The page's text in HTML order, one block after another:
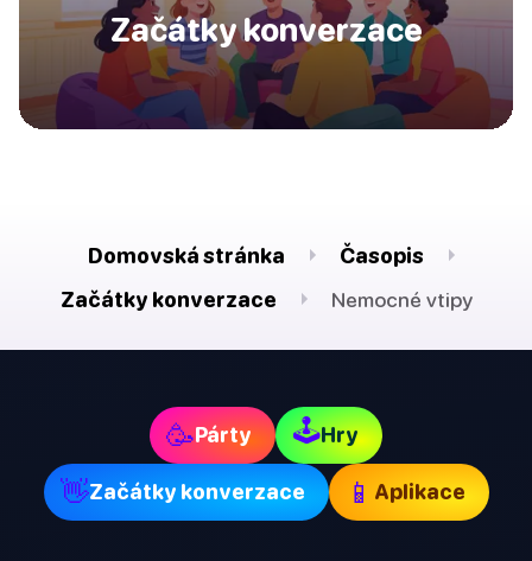
Začátky konverzace
Domovská stránka
Časopis
Začátky konverzace
Nemocné vtipy
🥳Párty 🕹Hry
👋Začátky konverzace 📱 Aplikace